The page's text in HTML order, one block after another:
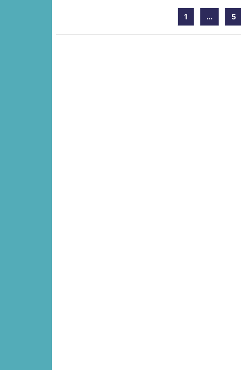
1 ... 5